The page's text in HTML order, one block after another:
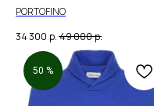
PORTOFINO
34 300 р. 49 000р.
50 %